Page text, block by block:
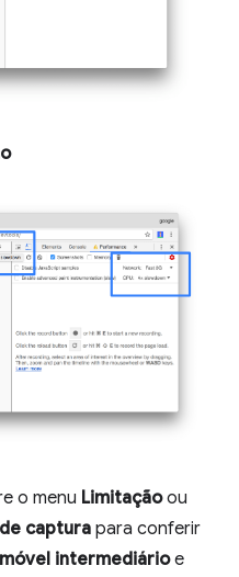
o menu Limitaçãoou
captura para conferir
intermediárioe